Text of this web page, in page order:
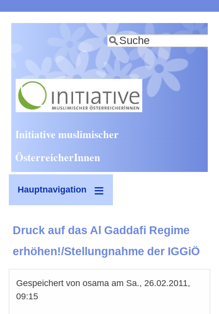
zum
Inhalt
Suche
Initiative muslimischer
ÖsterreicherInnen
Hauptnavigation
Druck auf das Al Gaddafi Regime
erhöhen!/Stellungnahme der IGGiÖ
Gespeichert von osama am Sa., 26.02.2011,
09:15